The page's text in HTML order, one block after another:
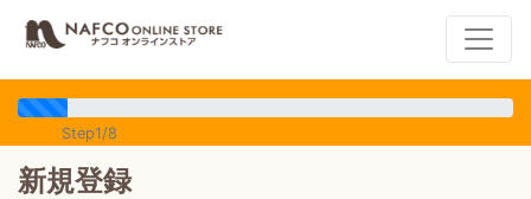
Step1/8
新規登録